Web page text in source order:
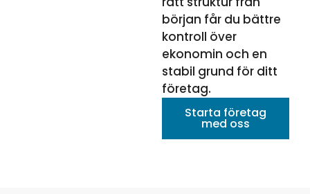
början får du bättre
kontroll över
ekonomin och en
stabil grund för ditt
företag.
Starta företag
med oss